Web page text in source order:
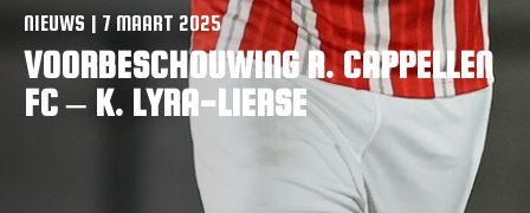
NIEUWS | 7 MAART 2025
VOORBESCHOUWING R. CAPPELLEN
FC – K. LYRA-LIERSE